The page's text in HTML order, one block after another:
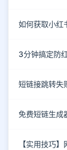
如何获取小红
短链接跳转失
免费短链生成
【实用技巧